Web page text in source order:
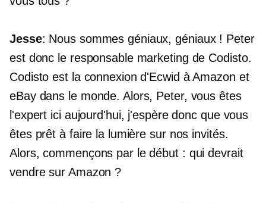
Jesse: Nous sommes géniaux, géniaux ! Peter
est donc le responsable marketing de Codisto.
Codisto est la connexion d'Ecwid à Amazon et
eBay dans le monde. Alors, Peter, vous êtes
l'expert ici aujourd'hui, j'espère donc que vous
êtes prêt à faire la lumière sur nos invités.
Alors, commençons par le début : qui devrait
vendre sur Amazon ?